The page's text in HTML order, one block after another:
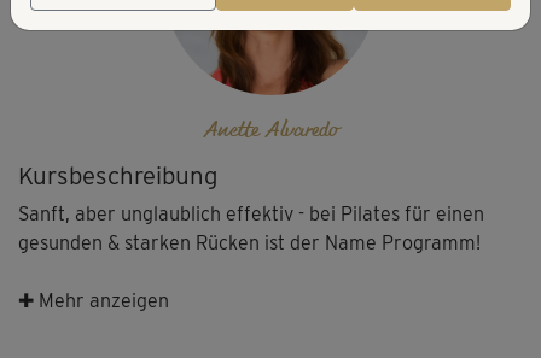
Kursbeschreibung
Sanft, aber unglaublich effektiv - bei Pilates für einen
gesunden & starken Rücken ist der Name Programm!
Das 30-minütige Kurzprogramm von und mit Anette
✚ Mehr anzeigen
Anette Alvaredo